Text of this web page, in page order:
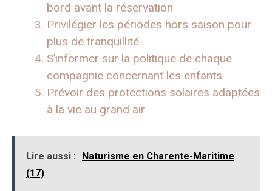
bord avant la réservation
Privilégier les périodes hors saison pour
plus de tranquillité
S’informer sur la politique de chaque
compagnie concernant les enfants
Prévoir des protections solaires adaptées
à la vie au grand air
Lire aussi :
Naturisme en Charente-Maritime
(17)